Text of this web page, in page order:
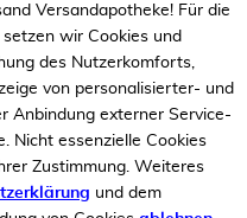
Versandapotheke! Für die
wir Cookies und
des Nutzerkomforts,
von personalisierter- und
Anbindung externer Service-
Nicht essenzielle Cookies
Zustimmung. Weiteres
und dem